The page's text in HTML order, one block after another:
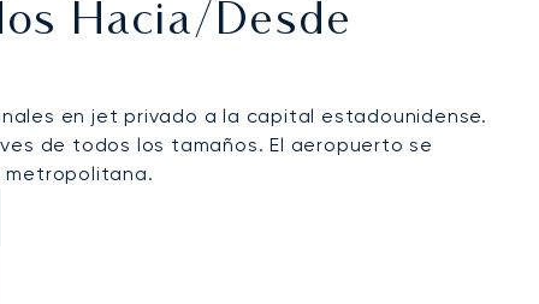
Hacia/desde
en jet privado a la capital estadounidense.
de todos los tamaños. El aeropuerto se
metropolitana.